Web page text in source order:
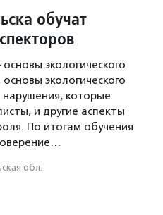
обучат
экологического
экологического
нарушения, которые
и другие аспекты
По итогам обучения
обл.